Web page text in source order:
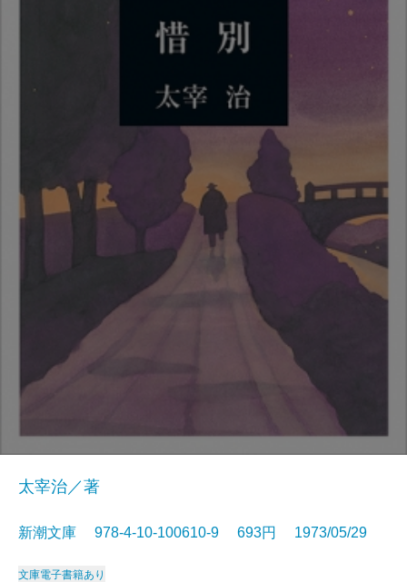
太宰治／著
新潮文庫 978-4-10-100610-9 693円 1973/05/29
文庫電子書籍あり